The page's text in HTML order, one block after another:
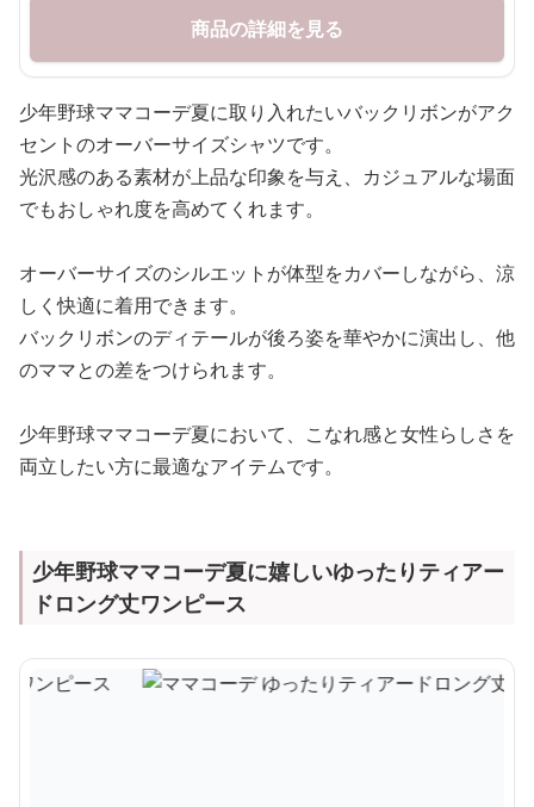
商品の詳細を見る
少年野球ママコーデ夏に取り入れたいバックリボンがアク
セントのオーバーサイズシャツです。
光沢感のある素材が上品な印象を与え、カジュアルな場面
でもおしゃれ度を高めてくれます。
オーバーサイズのシルエットが体型をカバーしながら、涼
しく快適に着用できます。
バックリボンのディテールが後ろ姿を華やかに演出し、他
のママとの差をつけられます。
少年野球ママコーデ夏において、こなれ感と女性らしさを
両立したい方に最適なアイテムです。
少年野球ママコーデ夏に嬉しいゆったりティアー
ドロング丈ワンピース